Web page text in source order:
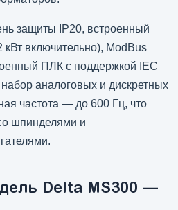
защиты IP20, встроенный
включительно), ModBus
ПЛК с поддержкой IEC
аналоговых и дискретных
частота — до 600 Гц, что
шпинделями и
Delta MS300 —